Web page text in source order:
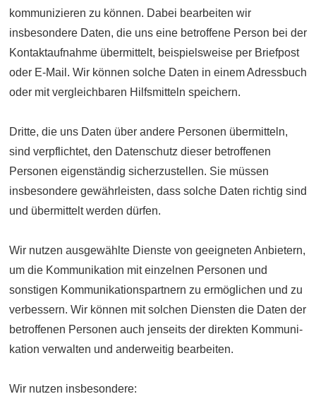
kommuni­zieren zu können. Dabei bearbeiten wir
insbesondere Daten, die uns eine betroffene Person bei der
Kontakt­aufnahme übermittelt, beispielsweise per Briefpost
oder E-Mail. Wir können solche Daten in einem Adress­buch
oder mit vergleichbaren Hilfs­mitteln speichern.
Dritte, die uns Daten über andere Personen übermitteln,
sind verpflichtet, den Daten­schutz dieser betroffenen
Personen eigen­ständig sicherzustellen. Sie müssen
insbesondere gewähr­leisten, dass solche Daten richtig sind
und über­mittelt werden dürfen.
Wir nutzen ausgewählte Dienste von geeigneten Anbietern,
um die Kommuni­kation mit einzelnen Personen und
sonstigen Kommunikations­partnern zu ermöglichen und zu
verbessern. Wir können mit solchen Diensten die Daten der
betroffenen Personen auch jenseits der direkten Kommuni­
kation verwalten und anderweitig bearbeiten.
Wir nutzen insbesondere: